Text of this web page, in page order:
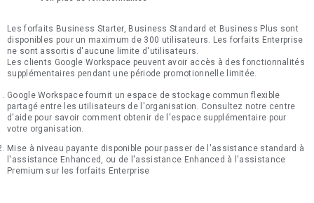
Les forfaits Business Starter, Business Standard et Business Plus sont
disponibles pour un maximum de 300 utilisateurs. Les forfaits Enterprise
ne sont assortis d'aucune limite d'utilisateurs.
Les clients Google Workspace peuvent avoir accès à des fonctionnalités
supplémentaires pendant une période promotionnelle limitée.
Google Workspace fournit un espace de stockage commun flexible
partagé entre les utilisateurs de l'organisation. Consultez notre centre
d'aide pour savoir comment obtenir de l'espace supplémentaire pour
votre organisation.
Mise à niveau payante disponible pour passer de l'assistance standard à
l'assistance Enhanced, ou de l'assistance Enhanced à l'assistance
Premium sur les forfaits Enterprise